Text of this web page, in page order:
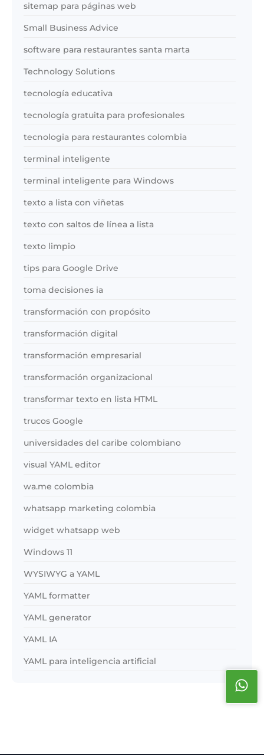
sitemap para páginas web
Small Business Advice
software para restaurantes santa marta
Technology Solutions
tecnología educativa
tecnología gratuita para profesionales
tecnologia para restaurantes colombia
terminal inteligente
terminal inteligente para Windows
texto a lista con viñetas
texto con saltos de línea a lista
texto limpio
tips para Google Drive
toma decisiones ia
transformación con propósito
transformación digital
transformación empresarial
transformación organizacional
transformar texto en lista HTML
trucos Google
universidades del caribe colombiano
visual YAML editor
wa.me colombia
whatsapp marketing colombia
widget whatsapp web
Windows 11
WYSIWYG a YAML
YAML formatter
YAML generator
YAML IA
YAML para inteligencia artificial